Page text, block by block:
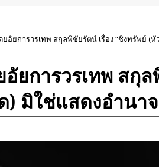
อัยการวรเทพ สกุลพิชัยรัตน์ เรื่อง “ชิงทรัพย์ (หั
ยการวรเทพ สกุ
) มิใช่แสดงอำนา